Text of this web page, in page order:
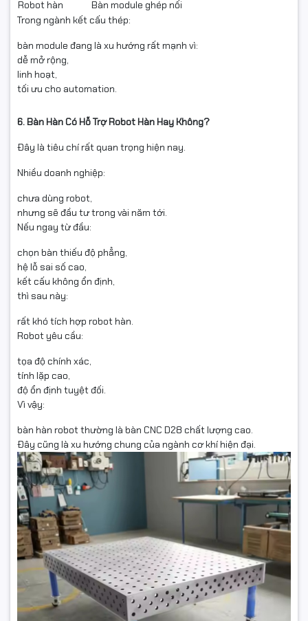
Robot hàn
Bàn module ghép nối
Trong ngành kết cấu thép:
bàn module đang là xu hướng rất mạnh vì:
dễ mở rộng,
linh hoạt,
tối ưu cho automation.
6. Bàn Hàn Có Hỗ Trợ Robot Hàn Hay Không?
Đây là tiêu chí rất quan trọng hiện nay.
Nhiều doanh nghiệp:
chưa dùng robot,
nhưng sẽ đầu tư trong vài năm tới.
Nếu ngay từ đầu:
chọn bàn thiếu độ phẳng,
hệ lỗ sai số cao,
kết cấu không ổn định,
thì sau này:
rất khó tích hợp robot hàn.
Robot yêu cầu:
tọa độ chính xác,
tính lặp cao,
độ ổn định tuyệt đối.
Vì vậy:
bàn hàn robot thường là bàn CNC D28 chất lượng cao.
Đây cũng là xu hướng chung của ngành cơ khí hiện đại.